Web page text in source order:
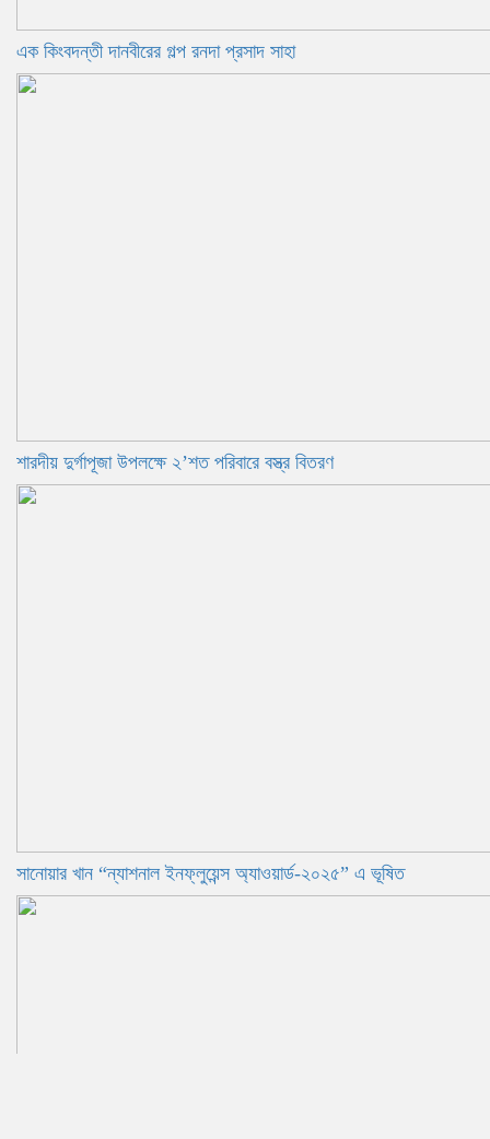
এক কিংবদন্তী দানবীরের গল্প রনদা প্রসাদ সাহা
শারদীয় দুর্গাপূজা উপলক্ষে ২’শত পরিবারে বস্ত্র বিতরণ
সানোয়ার খান “ন্যাশনাল ইনফ্লুয়েন্স অ্যাওয়ার্ড-২০২৫” এ ভূষিত